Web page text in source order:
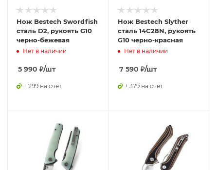
Нож Bestech Swordfish
сталь D2, рукоять G10
черно-бежевая
Нет в наличии
5 990 ₽/шт
+ 299 на счет
Нож Bestech Slyther
сталь 14C28N, рукоять
G10 черно-красная
Нет в наличии
7 590 ₽/шт
+ 379 на счет